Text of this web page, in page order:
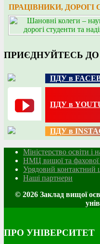
ПРАЦІВНИКИ, ДОРОГІ
ПРИЄДНУЙТЕСЬ
ПДУ в
ПДУ в
ПДУ в
Міністерство освіти і
НМЦ вищої та фахової
Урядовий контактний
Наші партнери
© 2026 Заклад вищої
ПРО УНІВЕРСИТЕТ